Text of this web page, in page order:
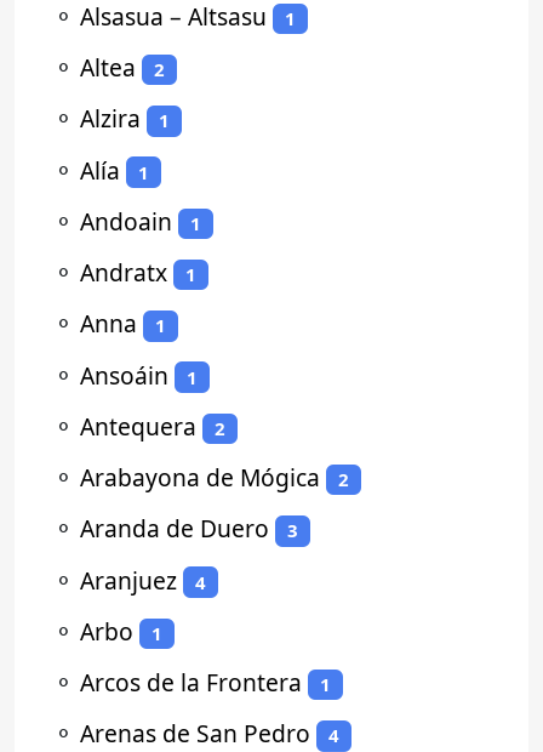
⚬ Alsasua – Altsasu 1
⚬ Altea 2
⚬ Alzira 1
⚬ Alía 1
⚬ Andoain 1
⚬ Andratx 1
⚬ Anna 1
⚬ Ansoáin 1
⚬ Antequera 2
⚬ Arabayona de Mógica 2
⚬ Aranda de Duero 3
⚬ Aranjuez 4
⚬ Arbo 1
⚬ Arcos de la Frontera 1
⚬ Arenas de San Pedro 4